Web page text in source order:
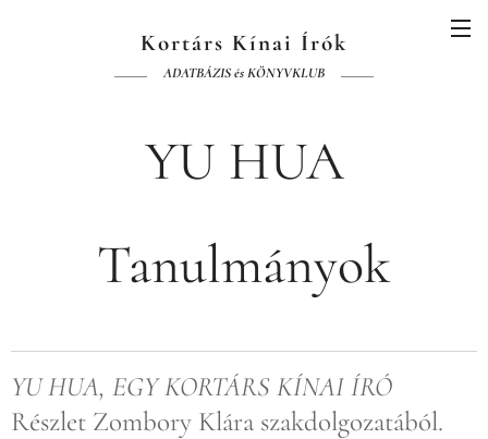
Kortárs Kínai Írók
ADATBÁZIS és KÖNYVKLUB
YU HUA
Tanulmányok
YU HUA, EGY KORTÁRS KÍNAI ÍRÓ
Részlet Zombory Klára szakdolgozatából.